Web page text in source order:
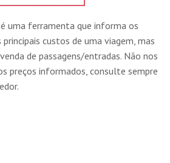
uma ferramenta que informa os
custos de uma viagem, mas
de passagens/entradas. Não nos
preços informados, consulte sempre